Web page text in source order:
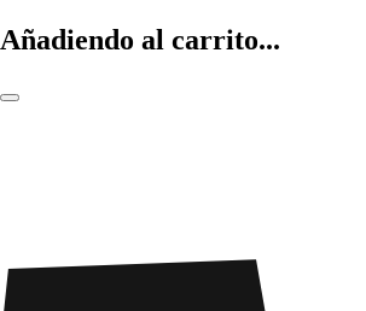
Añadiendo al carrito...